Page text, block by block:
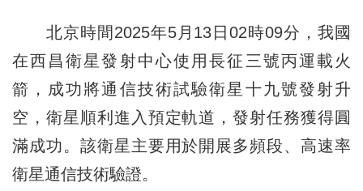
北京時間2025年5月13日02時09分，我國
在西昌衛星發射中心使用長征三號丙運載火
箭，成功將通信技術試驗衛星十九號發射升
空，衛星順利進入預定軌道，發射任務獲得圓
滿成功。該衛星主要用於開展多頻段、高速率
衛星通信技術驗證。